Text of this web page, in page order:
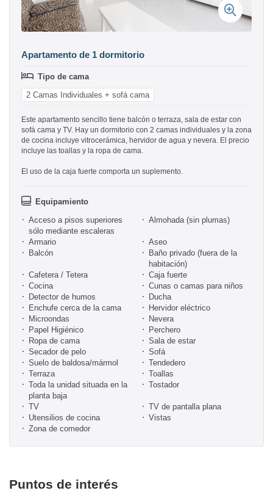
Apartamento de 1 dormitorio
Tipo de cama
2 Camas Individuales + sofá cama
Este apartamento sencillo tiene balcón o terraza, sala de estar con
sofá cama y TV. Hay un dormitorio con 2 camas individuales y la zona
de cocina incluye vitrocerámica, hervidor de agua y nevera. El precio
incluye las toallas y la ropa de cama.
El uso de la caja fuerte comporta un suplemento.
Equipamiento
Acceso a pisos superiores
sólo mediante escaleras
Almohada (sin plumas)
Armario
Aseo
Balcón
Baño privado (fuera de la
habitación)
Cafetera / Tetera
Caja fuerte
Cocina
Cunas o camas para niños
Detector de humos
Ducha
Enchufe cerca de la cama
Hervidor eléctrico
Microondas
Nevera
Papel Higiénico
Perchero
Ropa de cama
Sala de estar
Secador de pelo
Sofá
Suelo de baldosa/mármol
Tendedero
Terraza
Toallas
Toda la unidad situada en la
planta baja
Tostador
TV
TV de pantalla plana
Utensilios de cocina
Vistas
Zona de comedor
Puntos de interés